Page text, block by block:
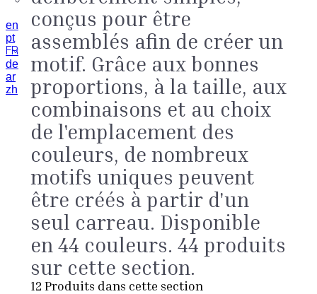
en
pt
FR
de
ar
zh
conçus pour être
assemblés afin de créer un
motif. Grâce aux bonnes
proportions, à la taille, aux
combinaisons et au choix
de l'emplacement des
couleurs, de nombreux
motifs uniques peuvent
être créés à partir d'un
seul carreau. Disponible
en 44 couleurs. 44 produits
sur cette section.
12 Produits dans cette section